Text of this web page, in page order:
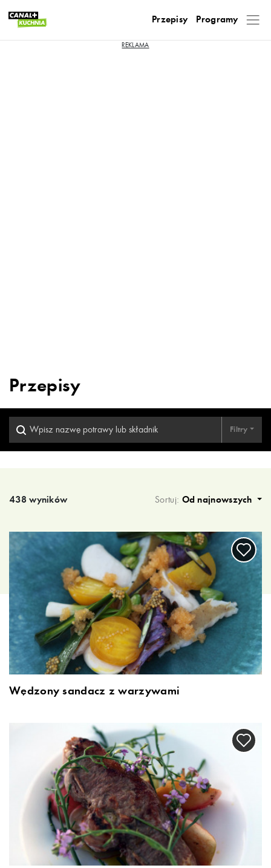
Przepisy Programy
Przepisy
Filtry
438 wyników Sortuj: Od najnowszych
Wyniki wyszukiwania
Wędzony sandacz z warzywami